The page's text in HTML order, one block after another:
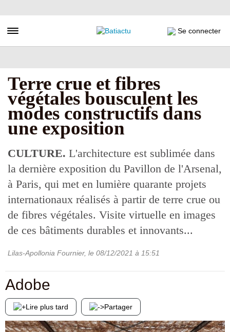
au
principal
Toggle navigation Se connecter
Terre crue et fibres
végétales bousculent les
modes constructifs dans
une exposition
CULTURE. L'architecture est sublimée dans
la dernière exposition du Pavillon de l'Arsenal,
à Paris, qui met en lumière quarante projets
internationaux réalisés à partir de terre crue ou
de fibres végétales. Visite virtuelle en images
de ces bâtiments durables et innovants...
Lilas-Apollonia Fournier, le 08/12/2021 à 15:51
Adobe
Lire plus tard Partager